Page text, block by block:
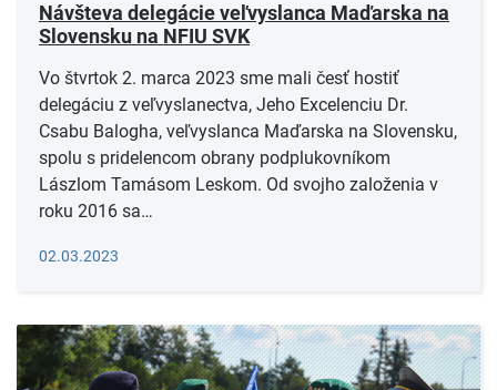
Návšteva delegácie veľvyslanca Maďarska na
Slovensku na NFIU SVK
Vo štvrtok 2. marca 2023 sme mali česť hostiť
delegáciu z veľvyslanectva, Jeho Excelenciu Dr.
Csabu Balogha, veľvyslanca Maďarska na Slovensku,
spolu s pridelencom obrany podplukovníkom
Lászlom Tamásom Leskom. Od svojho založenia v
roku 2016 sa…
02.03.2023